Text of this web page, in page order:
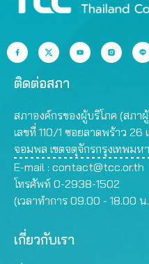
ติดต่อสภา
สภาองค์กรของผู้บริโภค (สภา
เลขที่ 110/1 ซอยลาดพร้าว
จอมพล เขตจตุจักรกรุงเทพมห
E-mail : contact@tcc.or.th
โทรศัพท์ 0-2938-1502
(เวลาทำการ 09.00 - 18.00 น
เกี่ยวกับเรา